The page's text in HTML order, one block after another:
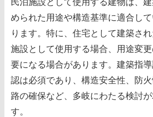
民泊施設として使用する建物は、
められた用途や構造基準に適合し
ります。特に、住宅として建築さ
施設として使用する場合、用途変
要になる場合があります。建築指
認は必須であり、構造安全性、防
路の確保など、多岐にわたる検討
す。